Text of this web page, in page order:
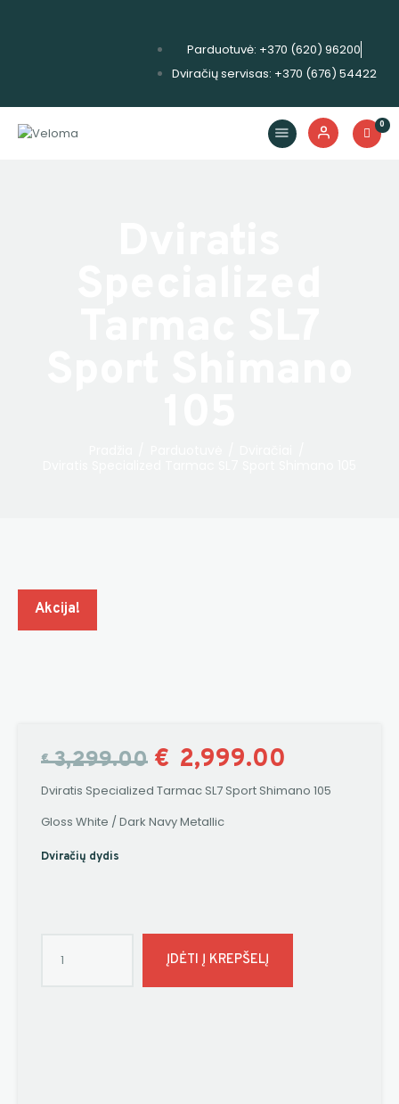
Parduotuvė: +370 (620) 96200
Dviračių servisas: +370 (676) 54422
0
Priedai
Akcija!
€ 3,299.00 € 2,999.00
Dviratis Specialized Tarmac SL7 Sport Shimano 105
Gloss White / Dark Navy Metallic
Dviračių dydis
ĮDĖTI Į KREPŠELĮ